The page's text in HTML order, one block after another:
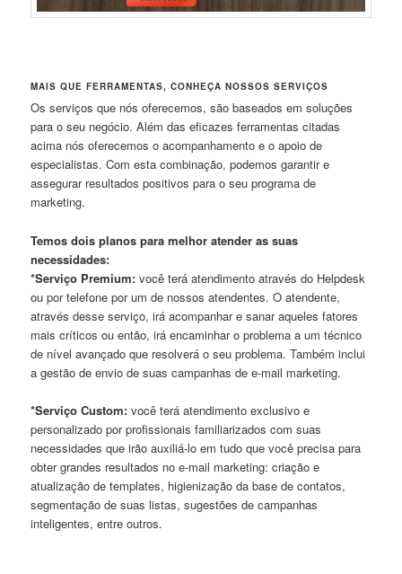
MAIS QUE FERRAMENTAS, CONHEÇA NOSSOS SERVIÇOS
Os serviços que nós oferecemos, são baseados em soluções
para o seu negócio. Além das eficazes ferramentas citadas
acima nós oferecemos o acompanhamento e o apoio de
especialistas. Com esta combinação, podemos garantir e
assegurar resultados positivos para o seu programa de
marketing.
Temos dois planos para melhor atender as suas
necessidades:
*Serviço Premium: você terá atendimento através do Helpdesk
ou por telefone por um de nossos atendentes. O atendente,
através desse serviço, irá acompanhar e sanar aqueles fatores
mais críticos ou então, irá encaminhar o problema a um técnico
de nível avançado que resolverá o seu problema. Também inclui
a gestão de envio de suas campanhas de e-mail marketing.
*Serviço Custom: você terá atendimento exclusivo e
personalizado por profissionais familiarizados com suas
necessidades que irão auxiliá-lo em tudo que você precisa para
obter grandes resultados no e-mail marketing: criação e
atualização de templates, higienização da base de contatos,
segmentação de suas listas, sugestões de campanhas
inteligentes, entre outros.